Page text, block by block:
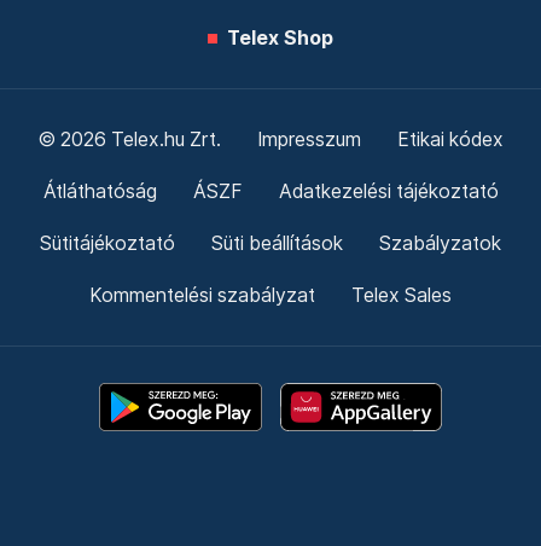
Telex Shop
© 2026 Telex.hu Zrt. Impresszum Etikai kódex
Átláthatóság ÁSZF Adatkezelési tájékoztató
Sütitájékoztató Süti beállítások Szabályzatok
Kommentelési szabályzat Telex Sales